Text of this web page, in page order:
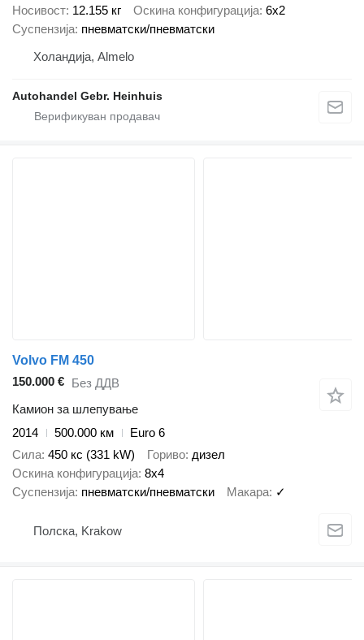
Носивост 12.155 кг Оскина конфигурација 6x2
Суспензија пневматски/пневматски
Холандија, Almelo
Autohandel Gebr. Heinhuis
Volvo FM 450
150.000 € Без ДДВ
Камион за шлепување
2014
500.000 км
Euro 6
Сила 450 кс (331 kW) Гориво дизел
Оскина конфигурација 8x4
Суспензија пневматски/пневматски Макара ✓
Полска, Krakow